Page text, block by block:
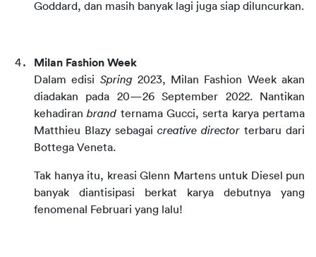
Goddard, dan masih banyak lagi juga siap diluncurkan.
Milan Fashion Week
Dalam edisi Spring 2023, Milan Fashion Week akan
diadakan pada 20—26 September 2022. Nantikan
kehadiran brand ternama Gucci, serta karya pertama
Matthieu Blazy sebagai creative director terbaru dari
Bottega Veneta.
Tak hanya itu, kreasi Glenn Martens untuk Diesel pun
banyak diantisipasi berkat karya debutnya yang
fenomenal Februari yang lalu!